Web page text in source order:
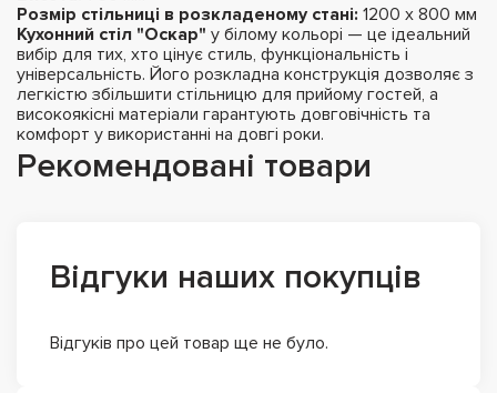
Розмір стільниці в розкладеному стані: 1200 х 800 мм
Кухонний стіл "Оскар" у білому кольорі — це ідеальний
вибір для тих, хто цінує стиль, функціональність і
універсальність. Його розкладна конструкція дозволяє з
легкістю збільшити стільницю для прийому гостей, а
високоякісні матеріали гарантують довговічність та
комфорт у використанні на довгі роки.
Рекомендовані товари
Відгуки наших покупців
Відгуків про цей товар ще не було.